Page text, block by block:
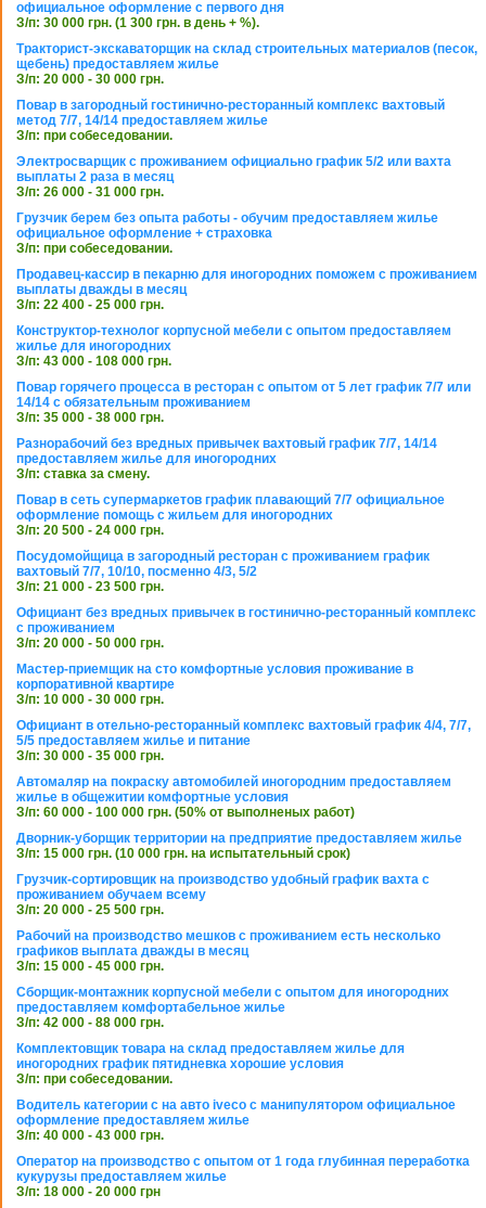
официальное оформление с первого дня
З/п: 30 000 грн. (1 300 грн. в день + %).
Тракторист-экскаваторщик на склад строительных материалов (песок,
щебень) предоставляем жилье
З/п: 20 000 - 30 000 грн.
Повар в загородный гостинично-ресторанный комплекс вахтовый
метод 7/7, 14/14 предоставляем жилье
З/п: при собеседовании.
Электросварщик с проживанием официально график 5/2 или вахта
выплаты 2 раза в месяц
З/п: 26 000 - 31 000 грн.
Грузчик берем без опыта работы - обучим предоставляем жилье
официальное оформление + страховка
З/п: при собеседовании.
Продавец-кассир в пекарню для иногородних поможем с проживанием
выплаты дважды в месяц
З/п: 22 400 - 25 000 грн.
Конструктор-технолог корпусной мебели с опытом предоставляем
жилье для иногородних
З/п: 43 000 - 108 000 грн.
Повар горячего процесса в ресторан с опытом от 5 лет график 7/7 или
14/14 с обязательным проживанием
З/п: 35 000 - 38 000 грн.
Разнорабочий без вредных привычек вахтовый график 7/7, 14/14
предоставляем жилье для иногородних
З/п: ставка за смену.
Повар в сеть супермаркетов график плавающий 7/7 официальное
оформление помощь с жильем для иногородних
З/п: 20 500 - 24 000 грн.
Посудомойщица в загородный ресторан с проживанием график
вахтовый 7/7, 10/10, посменно 4/3, 5/2
З/п: 21 000 - 23 500 грн.
Официант без вредных привычек в гостинично-ресторанный комплекс
с проживанием
З/п: 20 000 - 50 000 грн.
Мастер-приемщик на сто комфортные условия проживание в
корпоративной квартире
З/п: 10 000 - 30 000 грн.
Официант в отельно-ресторанный комплекс вахтовый график 4/4, 7/7,
5/5 предоставляем жилье и питание
З/п: 30 000 - 35 000 грн.
Автомаляр на покраску автомобилей иногородним предоставляем
жилье в общежитии комфортные условия
З/п: 60 000 - 100 000 грн. (50% от выполненых работ)
Дворник-уборщик территории на предприятие предоставляем жилье
З/п: 15 000 грн. (10 000 грн. на испытательный срок)
Грузчик-сортировщик на производство удобный график вахта с
проживанием обучаем всему
З/п: 20 000 - 25 500 грн.
Рабочий на производство мешков с проживанием есть несколько
графиков выплата дважды в месяц
З/п: 15 000 - 45 000 грн.
Сборщик-монтажник корпусной мебели с опытом для иногородних
предоставляем комфортабельное жилье
З/п: 42 000 - 88 000 грн.
Комплектовщик товара на склад предоставляем жилье для
иногородних график пятидневка хорошие условия
З/п: при собеседовании.
Водитель категории с на авто iveco с манипулятором официальное
оформление предоставляем жилье
З/п: 40 000 - 43 000 грн.
Оператор на производство с опытом от 1 года глубинная переработка
кукурузы предоставляем жилье
З/п: 18 000 - 20 000 грн